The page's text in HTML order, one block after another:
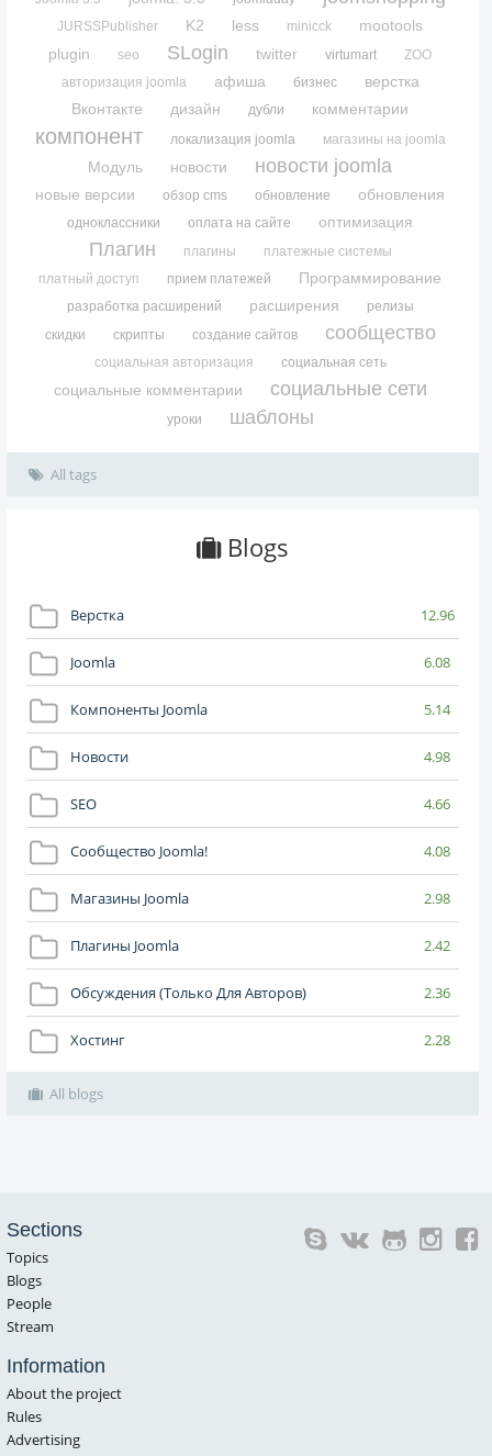
JURSSPublisher K2 less minicck
mootools
plugin
seo SLogin twitter virtumart
ZOO
авторизация joomla
афиша бизнес
верстка
Вконтакте
дизайн дубли комментарии
компонент локализация joomla магазины на joomla
Модуль новости новости joomla
новые версии обзор cms обновление обновления
одноклассники оплата на сайте оптимизация
Плагин плагины
платежные системы
платный доступ
прием платежей Программирование
разработка расширений расширения
релизы
скидки
скрипты создание сайтов сообщество
социальная авторизация социальная сеть
социальные комментарии социальные сети
уроки шаблоны
All tags
Blogs
Верстка 12.96
Joomla 6.08
Компоненты Joomla 5.14
Новости 4.98
SEO 4.66
Сообщество Joomla! 4.08
Магазины Joomla 2.98
Плагины Joomla 2.42
Обсуждения (только Для Авторов) 2.36
Хостинг 2.28
All blogs
Sections
Topics
Blogs
People
Stream
Information
About the project
Rules
Advertising